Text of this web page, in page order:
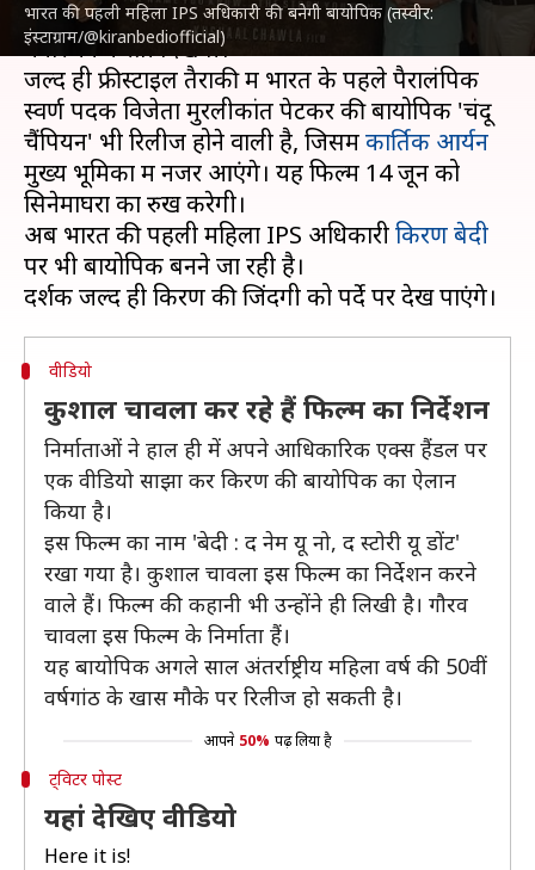
भारत की पहली महिला IPS अधिकारी की बनेगी बायोपिक (तस्वीर:
इंस्टाग्राम/@kiranbediofficial)
आने वाले दिनों में कई बायोपिक फिल्में दर्शकों का
मनोरंजन करती दिखेंगी।
जल्द ही फ्रीस्टाइल तैराकी में भारत के पहले पैरालंपिक
स्वर्ण पदक विजेता मुरलीकांत पेटकर की बायोपिक 'चंदू
चैंपियन' भी रिलीज होने वाली है, जिसमेंकार्तिक आर्यन
मुख्य भूमिका में नजर आएंगे। यह फिल्म 14 जून को
सिनेमाघरों का रुख करेगी।
अब भारत की पहली महिला IPS अधिकारीकिरण बेदी
पर भी बायोपिक बनने जा रही है।
वीडियो
कुशाल चावला कर रहे हैं फिल्म का निर्देशन
निर्माताओं ने हाल ही में अपने आधिकारिक एक्स हैंडल पर
एक वीडियो साझा कर किरण की बायोपिक का ऐलान
किया है।
इस फिल्म का नाम 'बेदी : द नेम यू नो, द स्टोरी यू डोंट'
रखा गया है। कुशाल चावला इस फिल्म का निर्देशन करने
वाले हैं। फिल्म की कहानी भी उन्होंने ही लिखी है। गौरव
चावला इस फिल्म के निर्माता हैं।
यह बायोपिक अगले साल अंतर्राष्ट्रीय महिला वर्ष की 50वीं
वर्षगांठ के खास मौके पर रिलीज हो सकती है।
आपने 50% पढ़ लिया है
ट्विटर पोस्ट
यहां देखिए वीडियो
Here it is!